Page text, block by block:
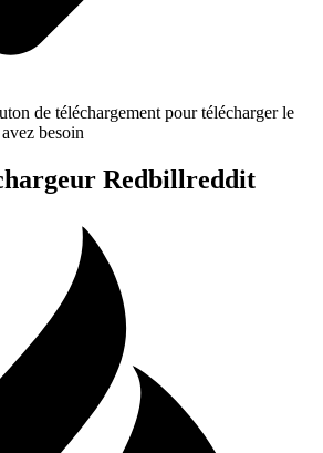
de téléchargement pour télécharger le
besoin
Redbillreddit